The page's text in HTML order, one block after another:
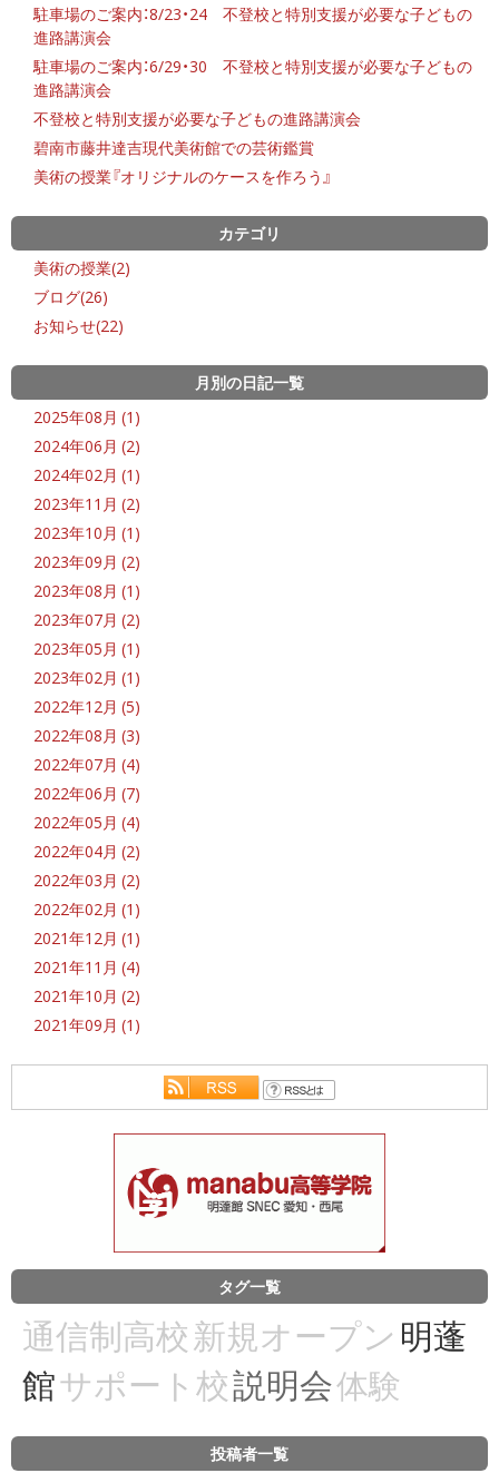
駐車場のご案内：8/23・24 不登校と特別支援が必要な子どもの
進路講演会
駐車場のご案内：6/29・30 不登校と特別支援が必要な子どもの
進路講演会
不登校と特別支援が必要な子どもの進路講演会
碧南市藤井達吉現代美術館での芸術鑑賞
美術の授業『オリジナルのケースを作ろう』
カテゴリ
美術の授業(2)
ブログ(26)
お知らせ(22)
月別の日記一覧
2025年08月 (1)
2024年06月 (2)
2024年02月 (1)
2023年11月 (2)
2023年10月 (1)
2023年09月 (2)
2023年08月 (1)
2023年07月 (2)
2023年05月 (1)
2023年02月 (1)
2022年12月 (5)
2022年08月 (3)
2022年07月 (4)
2022年06月 (7)
2022年05月 (4)
2022年04月 (2)
2022年03月 (2)
2022年02月 (1)
2021年12月 (1)
2021年11月 (4)
2021年10月 (2)
2021年09月 (1)
タグ一覧
通信制高校新規オープン 明蓬
館サポート校説明会体験
投稿者一覧